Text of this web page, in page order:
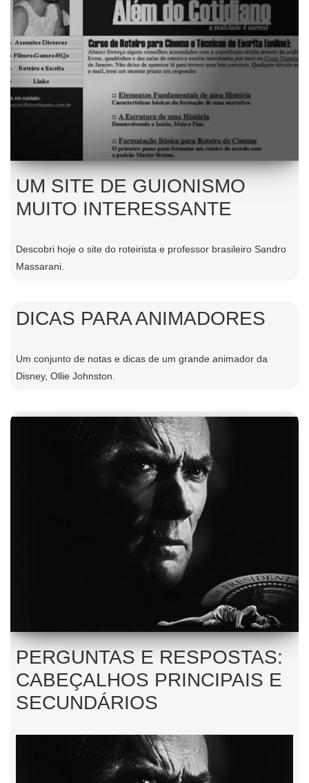
UM SITE DE GUIONISMO
MUITO INTERESSANTE
Descobri hoje o site do roteirista e professor brasileiro Sandro
Massarani.
DICAS PARA ANIMADORES
Um conjunto de notas e dicas de um grande animador da
Disney, Ollie Johnston.
PERGUNTAS E RESPOSTAS:
CABEÇALHOS PRINCIPAIS E
SECUNDÁRIOS